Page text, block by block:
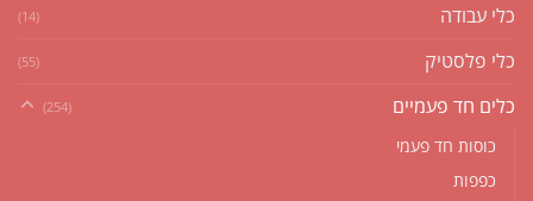
כלי עבודה (14)
כלי פלסטיק (55)
כלים חד פעמיים (254)
כוסות חד פעמי
כפפות